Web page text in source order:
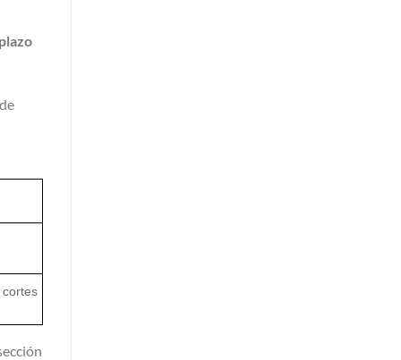
plazo
cortes